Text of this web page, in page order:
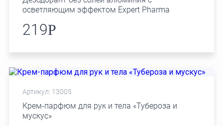
осветляющим эффектом Expert Pharma
219Р
Артикул: 13005
Крем-парфюм для рук и тела «Тубероза и
мускус»